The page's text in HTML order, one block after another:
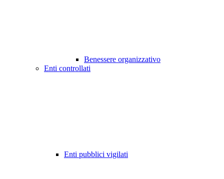
Benessere organizzativo
Enti controllati
Enti pubblici vigilati